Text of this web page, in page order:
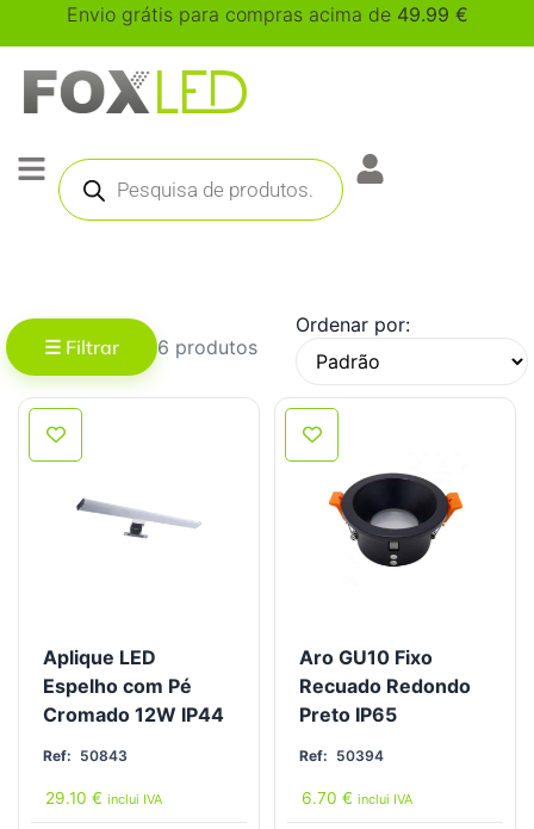
Envio grátis para compras acima de 49.99 €
☰ Filtrar 6 produtos
Ordenar por:
Aplique LED
Espelho com Pé
Cromado 12W IP44
Ref: 50843
29.10 € inclui IVA
Aro GU10 Fixo
Recuado Redondo
Preto IP65
Ref: 50394
6.70 € inclui IVA